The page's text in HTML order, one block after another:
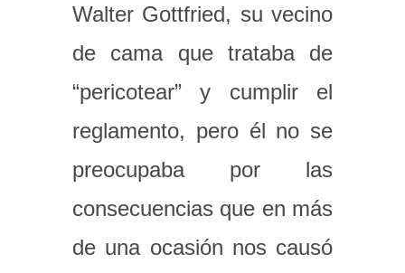
Walter Gottfried, su vecino
de cama que trataba de
“pericotear” y cumplir el
reglamento, pero él no se
preocupaba por las
consecuencias que en más
de una ocasión nos causó